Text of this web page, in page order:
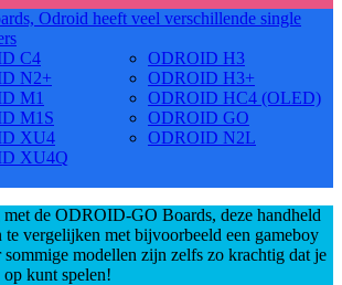
Odroid heeft veel verschillende single
C4
N2+
M1
M1S
XU4
XU4Q
ODROID H3
ODROID H3+
ODROID HC4 (OLED)
ODROID GO
ODROID N2L
de ODROID-GO Boards, deze handheld
te vergelijken met bijvoorbeeld een gameboy
sommige modellen zijn zelfs zo krachtig dat je
op kunt spelen!